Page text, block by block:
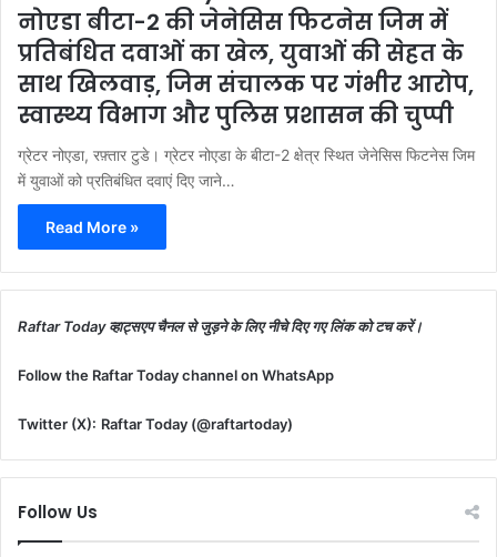
नोएडा बीटा-2 की जेनेसिस फिटनेस जिम में
प्रतिबंधित दवाओं का खेल, युवाओं की सेहत के
साथ खिलवाड़, जिम संचालक पर गंभीर आरोप,
स्वास्थ्य विभाग और पुलिस प्रशासन की चुप्पी
ग्रेटर नोएडा, रफ़्तार टुडे। ग्रेटर नोएडा के बीटा-2 क्षेत्र स्थित जेनेसिस फिटनेस जिम
में युवाओं को प्रतिबंधित दवाएं दिए जाने…
Read More »
Raftar Today व्हाट्सएप चैनल से जुड़ने के लिए नीचे दिए गए लिंक को टच करें।
Follow the Raftar Today channel on WhatsApp
Twitter (X): Raftar Today (@raftartoday)
Follow Us